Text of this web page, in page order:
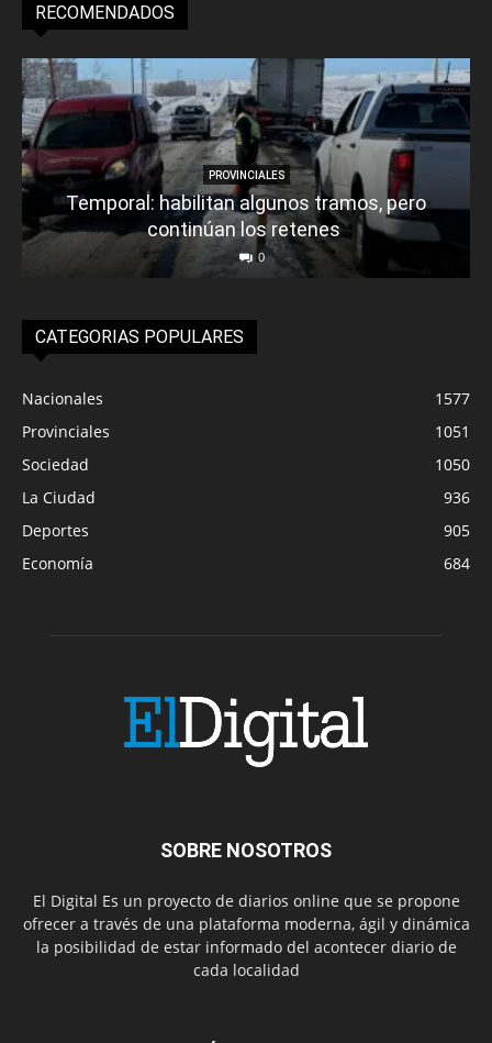
RECOMENDADOS
PROVINCIALES
Temporal: habilitan algunos tramos, pero
continúan los retenes
0
CATEGORIAS POPULARES
Nacionales
1577
Provinciales
1051
Sociedad
1050
La Ciudad
936
Deportes
905
Economía
684
SOBRE NOSOTROS
El Digital Es un proyecto de diarios online que se propone
ofrecer a través de una plataforma moderna, ágil y dinámica
la posibilidad de estar informado del acontecer diario de
cada localidad